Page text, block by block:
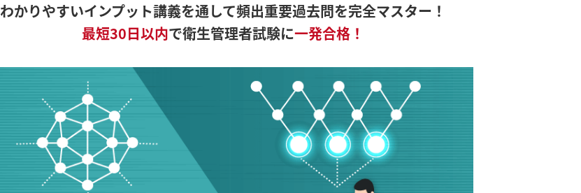
わかりやすいインプット講義を通して頻出重要過去問を完全マスター！
最短30日以内で衛生管理者試験に一発合格！